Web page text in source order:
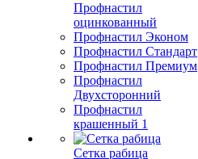
Профнастил
оцинкованный
Профнастил Эконом
Профнастил Стандарт
Профнастил Премиум
Профнастил
Двухсторонний
Профнастил
крашенный 1
Сетка рабица